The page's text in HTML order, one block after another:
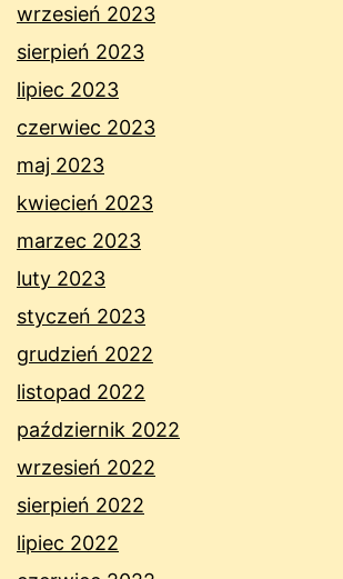
wrzesień 2023
sierpień 2023
lipiec 2023
czerwiec 2023
maj 2023
kwiecień 2023
marzec 2023
luty 2023
styczeń 2023
grudzień 2022
listopad 2022
październik 2022
wrzesień 2022
sierpień 2022
lipiec 2022